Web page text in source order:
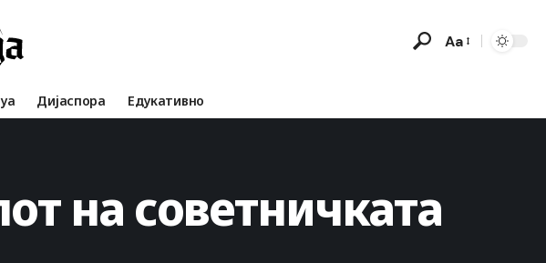
Aa
Дијаспора Едукативно
на советничката